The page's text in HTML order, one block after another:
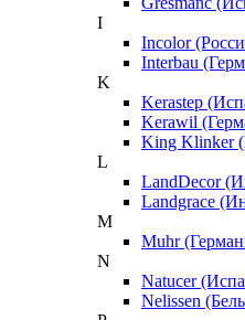
I
Incolor
Interbau
K
Kerastep
Kerawil
King Klinker
L
LandDecor
Landgrace
M
Muhr
N
Natucer
Nelissen